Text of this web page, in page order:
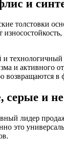
и
толстовки
и активного
возвращаются в
серые и
лидер
это